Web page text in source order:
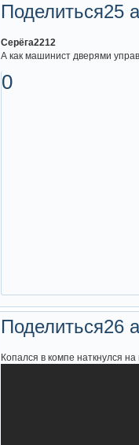
Поделиться25
Серёга2212
А как машинист дверями
0
Поделиться26
Копался в компе наткнулся